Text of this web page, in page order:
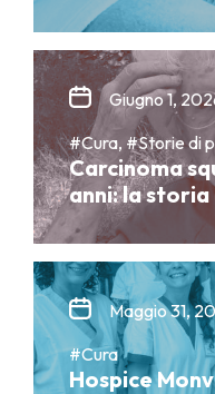
Giugno 1,
#Cura, #Storie di
Carcinoma
anni: la storia
Maggio 31,
#Cura
Hospice